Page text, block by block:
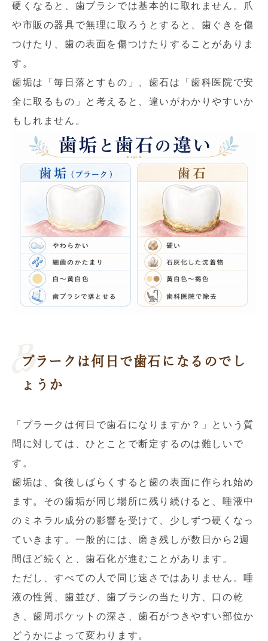
硬くなると、歯ブラシでは基本的に取れません。爪
や市販の器具で無理に取ろうとすると、歯ぐきを傷
つけたり、歯の表面を傷つけたりすることがありま
す。
歯垢は「毎日落とすもの」、歯石は「歯科医院で安
全に取るもの」と考えると、違いがわかりやすいか
もしれません。
プラークは何日で歯石になるのでし
ょうか
「プラークは何日で歯石になりますか？」という質
問に対しては、ひとことで断定するのは難しいで
す。
歯垢は、食後しばらくすると歯の表面に作られ始め
ます。その歯垢が同じ場所に残り続けると、唾液中
のミネラル成分の影響を受けて、少しずつ硬くなっ
ていきます。一般的には、磨き残しが数日から2週
間ほど続くと、歯石化が進むことがあります。
ただし、すべての人で同じ速さではありません。唾
液の性質、歯並び、歯ブラシの当たり方、口の乾
き、歯周ポケットの深さ、歯石がつきやすい部位か
どうかによって変わります。